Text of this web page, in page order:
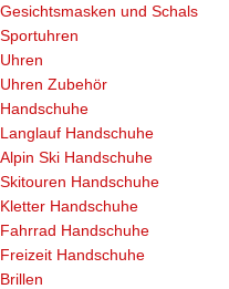
Gesichtsmasken und Schals
Sportuhren
Uhren
Uhren Zubehör
Handschuhe
Langlauf Handschuhe
Alpin Ski Handschuhe
Skitouren Handschuhe
Kletter Handschuhe
Fahrrad Handschuhe
Freizeit Handschuhe
Brillen